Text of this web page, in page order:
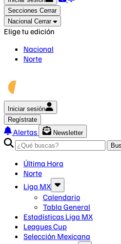
Secciones Cerrar
Nacional Cerrar
Elige tu edición
Nacional
Norte
Iniciar sesión
Regístrate
Alertas
Newsletter
Última Hora
Norte
Liga MX
Calendario
Tabla General
Estadísticas Liga MX
Leagues Cup
Selección Mexicana